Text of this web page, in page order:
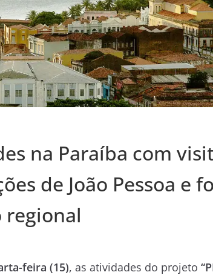
na Paraíba com
de João Pessoa e
feira (15), as atividades do projeto